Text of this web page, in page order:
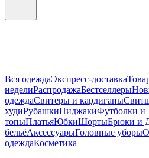
Вся одеждаЭкспресс-доставка
неделиРаспродажаБестселлеры
одеждаСвитеры и кардиганы
худиРубашкиПиджакиФутболки и
топыПлатьяЮбкиШортыБрюки и
бельёАксессуарыГоловные уборы
одеждаКосметика